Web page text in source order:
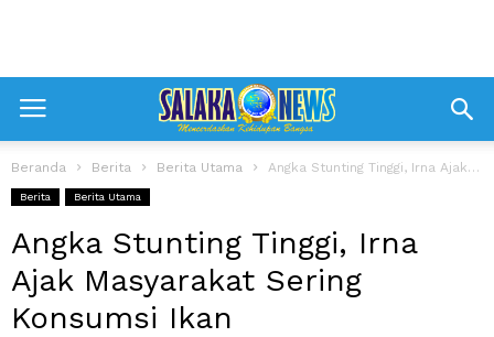
Beranda Berita Berita Utama Angka Stunting Tinggi, Irna Ajak Masyarakat Sering Konsumsi Ikan
Berita Berita Utama
Angka Stunting Tinggi, Irna
Ajak Masyarakat Sering
Konsumsi Ikan